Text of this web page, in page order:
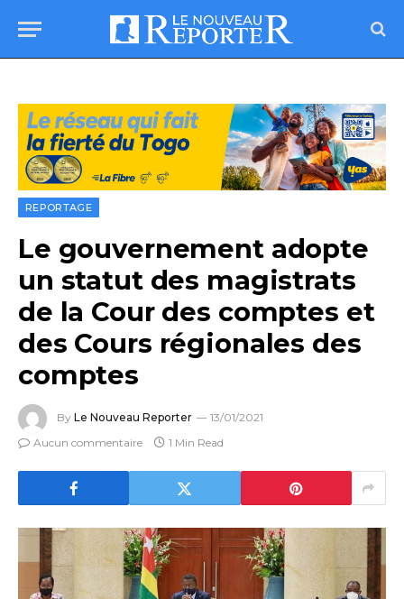
REPORTAGE
Le gouvernement adopte
un statut des magistrats
de la Cour des comptes et
des Cours régionales des
comptes
By Le Nouveau Reporter
13/01/2021
Aucun commentaire
1 Min Read